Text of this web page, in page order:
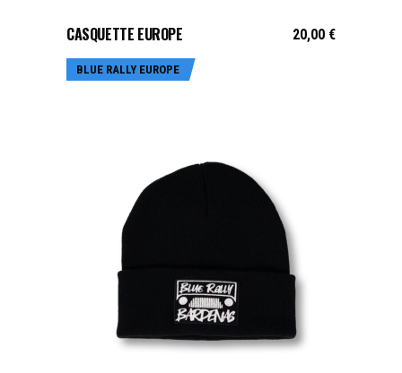
CASQUETTE EUROPE 20,00 €
BLUE RALLY EUROPE